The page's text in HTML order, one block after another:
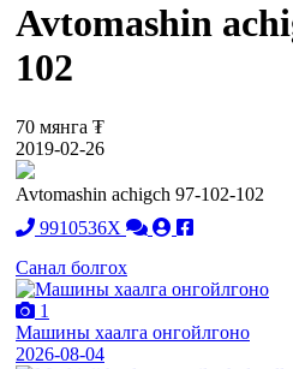
Avtomashin
102
70 мянга ₮
2019-02-26
Avtomashin achigch 97-102-102
9910536X
Санал болгох
1
Машины хаалга онгойлгоно
2026-08-04